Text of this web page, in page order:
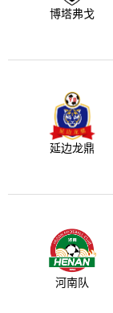
博塔弗戈
延边龙鼎
河南队